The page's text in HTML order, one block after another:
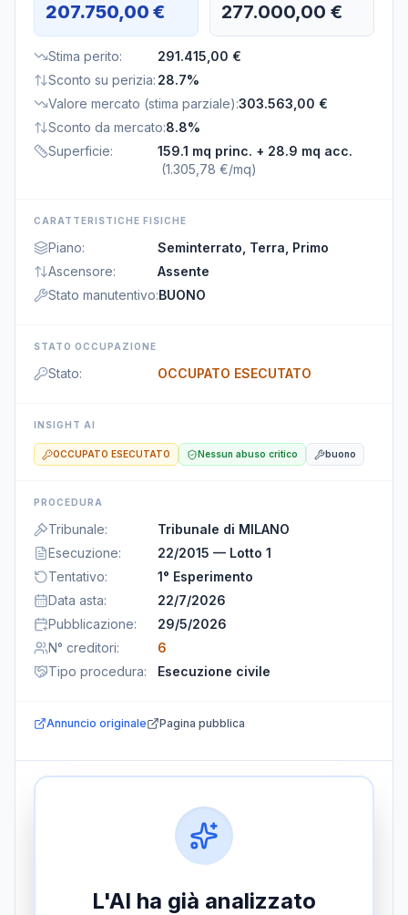
207.750,00 € 277.000,00 €
Stima perito:
291.415,00 €
Sconto su perizia: 28.7%
Valore mercato (stima parziale):303.563,00 €
Sconto da mercato:8.8%
Superficie: 159.1 mq princ. + 28.9 mq acc.
(1.305,78 €/mq)
CARATTERISTICHE FISICHE
Piano:
Seminterrato, Terra, Primo
Ascensore:
Assente
Stato manutentivo:BUONO
STATO OCCUPAZIONE
Stato: OCCUPATO ESECUTATO
INSIGHT AI
OCCUPATO ESECUTATO Nessun abuso critico buono
PROCEDURA
Tribunale:
Tribunale di MILANO
Esecuzione:
22/2015 — Lotto 1
Tentativo:
1° Esperimento
Data asta:
22/7/2026
Pubblicazione:
29/5/2026
N° creditori:
6
Tipo procedura: Esecuzione civile
Annuncio originale Pagina pubblica
L'AI ha già analizzato